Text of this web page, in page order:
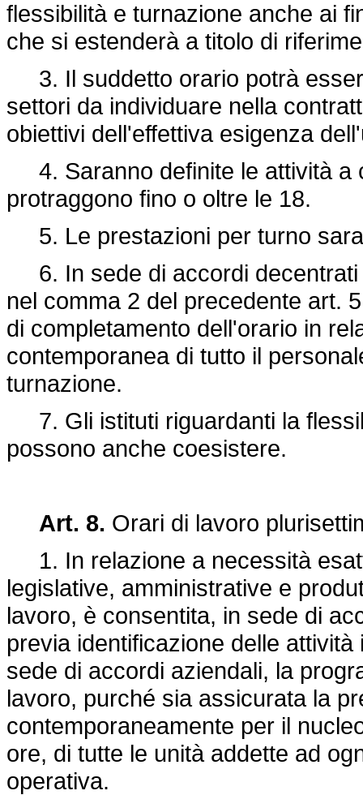
flessibilità e turnazione anche ai
che si estenderà a titolo di
3. Il suddetto orario potrà
settori da individuare nella
obiettivi dell'effettiva esigenza
4. Saranno definite le attività a
protraggono fino o oltre le 18.
5. Le prestazioni per turno
6. In sede di accordi decentrati
nel comma 2 del precedente art.
di completamento dell'orario in
contemporanea di tutto il
turnazione.
7. Gli istituti riguardanti la
possono anche coesistere.
Art. 8. Orari di lavoro
1. In relazione a necessità
legislative, amministrative e
lavoro, è consentita, in sede di
previa identificazione delle
sede di accordi aziendali, la
lavoro, purché sia assicurata la
contemporaneamente per il
ore, di tutte le unità addette ad
operativa.